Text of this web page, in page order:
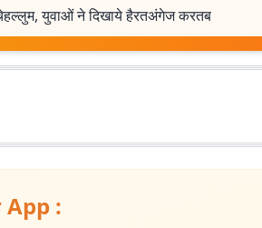
युवाओं ने दिखाये हैरतअंगेज करतब
: